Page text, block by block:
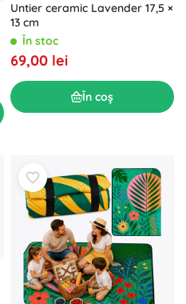
Untier ceramic Lavender 17,5 ×
13 cm
În stoc
69,00 lei
În coș